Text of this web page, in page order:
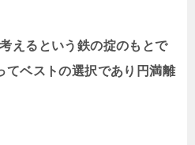
えるという鉄の掟のもとで
てベストの選択であり円満離